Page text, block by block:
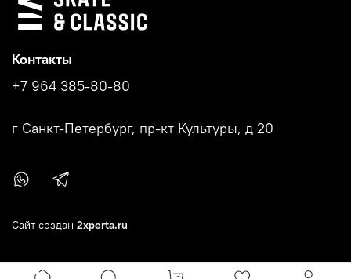
Контакты
+7 964 385-80-80
г Санкт-Петербург, пр-кт Культуры, д 20
Сайт создан 2xperta.ru